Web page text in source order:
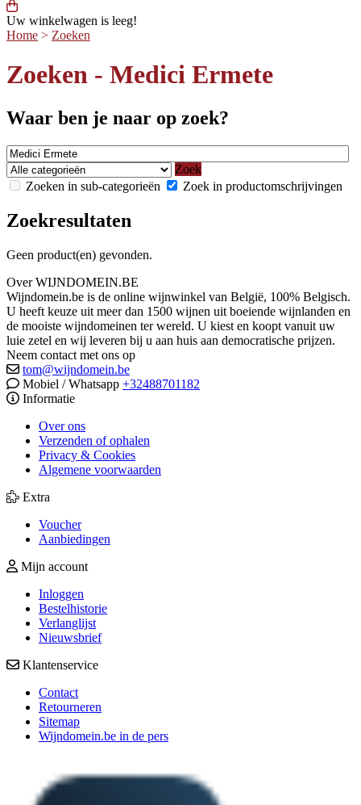
Uw winkelwagen is leeg!
Home > Zoeken
Zoeken - Medici Ermete
Waar ben je naar op zoek?
Zoek
Zoeken in sub-categorieën
Zoek in productomschrijvingen
Zoekresultaten
Geen product(en) gevonden.
Over WIJNDOMEIN.BE
Wijndomein.be is de online wijnwinkel van België, 100% Belgisch.
U heeft keuze uit meer dan 1500 wijnen uit boeiende wijnlanden en
de mooiste wijndomeinen ter wereld. U kiest en koopt vanuit uw
luie zetel en wij leveren bij u aan huis aan democratische prijzen.
Neem contact met ons op
tom@wijndomein.be
Mobiel / Whatsapp +32488701182
Informatie
Over ons
Verzenden of ophalen
Privacy & Cookies
Algemene voorwaarden
Extra
Voucher
Aanbiedingen
Mijn account
Inloggen
Bestelhistorie
Verlanglijst
Nieuwsbrief
Klantenservice
Contact
Retourneren
Sitemap
Wijndomein.be in de pers